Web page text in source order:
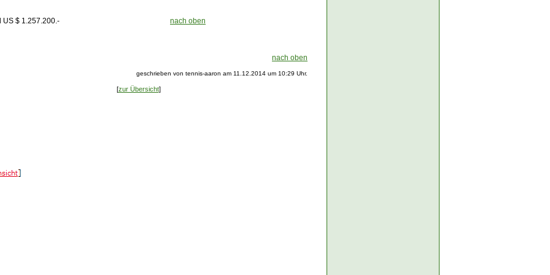
US $ 1.257.200.- nach oben
nach oben
geschrieben von tennis-aaron am 11.12.2014 um 10:29 Uhr.
[zur Übersicht]